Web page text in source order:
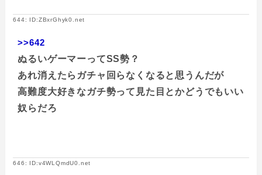
644: ID:ZBxrGhyk0.net
>>642
ぬるいゲーマーってSS勢？
あれ消えたらガチャ回らなくなると思うんだが
高難度大好きなガチ勢って見た目とかどうでもいい
奴らだろ
646: ID:v4WLQmdU0.net